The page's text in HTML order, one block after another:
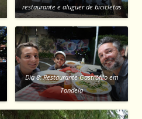
restaurante e aluguer de bicicletas
Dia 8: Restaurante Gastrófilo em
Tondela